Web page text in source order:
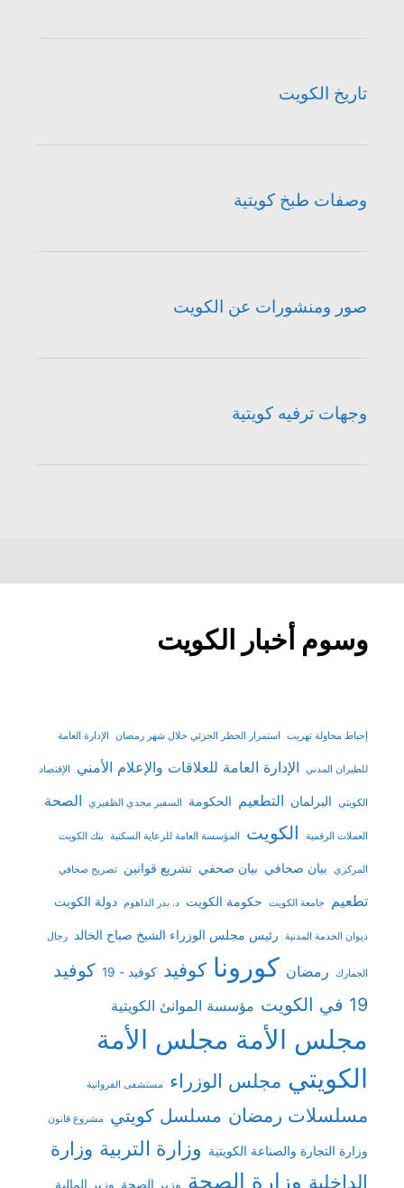
تاريخ الكويت
وصفات طبخ كويتية
صور ومنشورات عن الكويت
وجهات ترفيه كويتية
وسوم أخبار الكويت
إحباط محاولة تهريب استمرار الحظر الجزئي خلال شهر رمضان الإدارة العامة
للطيران المدني الإدارة العامة للعلاقات والإعلام الأمني الإقتصاد
الكويتي البرلمان التطعيم الحكومة السفير مجدي الظفيري الصحة
العملات الرقمية الكويت المؤسسة العامة للرعاية السكنية بنك الكويت
المركزي بيان صحافي بيان صحفي تشريع قوانين تصريح صحافي
تطعيم جامعة الكويت حكومة الكويت د. بدر الداهوم دولة الكويت
ديوان الخدمة المدنية رئيس مجلس الوزراء الشيخ صباح الخالد رجال
الجمارك رمضان كورونا كوفيد كوفيد - 19
كوفيد
19 في الكويت
مؤسسة الموانئ الكويتية
مجلس الأمة مجلس الأمة
الكويتي مجلس الوزراء مستشفى الفروانية
مسلسلات رمضان مسلسل كويتي مشروع قانون
وزارة التجارة والصناعة الكويتية وزارة التربية وزارة
الداخلية وزارة الصحة وزير الصحة وزير المالية